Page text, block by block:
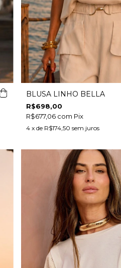
BLUSA LINHO BELLA
R$698,00
R$677,06 com Pix
4 x de R$174,50 sem juros